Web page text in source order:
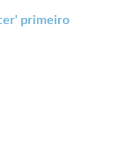
primeiro